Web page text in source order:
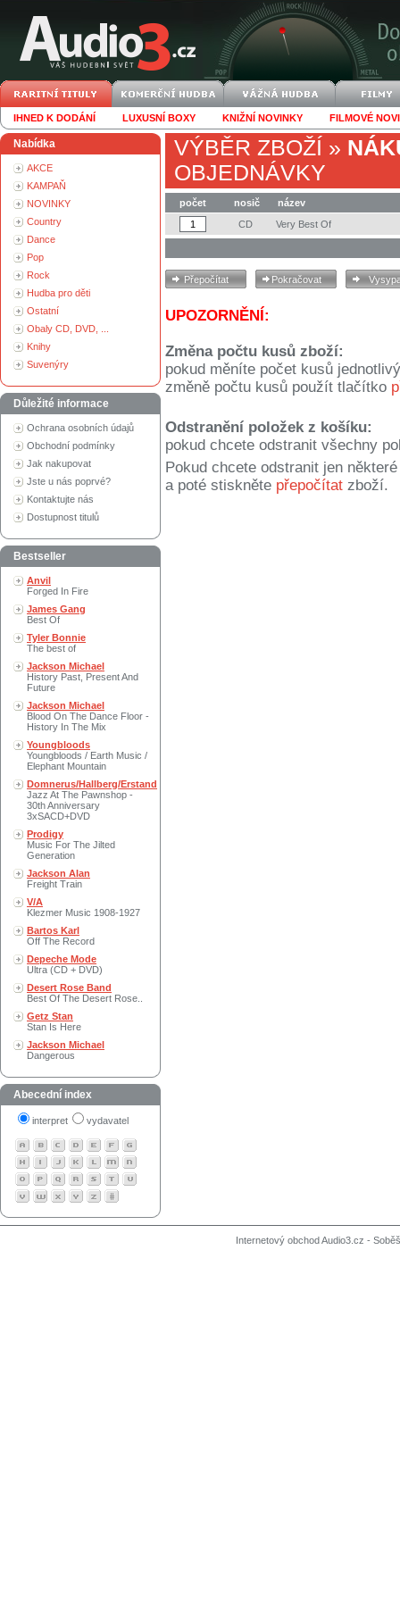
IHNED K DODÁNÍ LUXUSNÍ BOXY KNIŽNÍ NOVINKY FILMOVÉ
Nabídka
AKCE
KAMPAŇ
NOVINKY
Country
Dance
Pop
Rock
Hudba pro děti
Ostatní
Obaly CD, DVD, ...
Knihy
Suvenýry
Důležité informace
Ochrana osobních údajů
Obchodní podmínky
Jak nakupovat
Jste u nás poprvé?
Kontaktujte nás
Dostupnost titulů
Bestseller
Anvil
Forged In Fire
James Gang
Best Of
Tyler Bonnie
The best of
Jackson Michael
History Past, Present And
Future
Jackson Michael
Blood On The Dance Floor -
History In The Mix
Youngbloods
Youngbloods / Earth Music /
Elephant Mountain
Domnerus/Hallberg/Erstand
Jazz At The Pawnshop -
30th Anniversary
3xSACD+DVD
Prodigy
Music For The Jilted
Generation
Jackson Alan
Freight Train
V/A
Klezmer Music 1908-1927
Bartos Karl
Off The Record
Depeche Mode
Ultra (CD + DVD)
Desert Rose Band
Best Of The Desert Rose..
Getz Stan
Stan Is Here
Jackson Michael
Dangerous
Abecední index
interpret vydavatel
VÝBĚR ZBOŽÍ »
OBJEDNÁVKY
počet nosič
název
CD
Very Best Of
UPOZORNĚNÍ:
Změna počtu kusů zboží:
pokud měníte počet kusů
změně počtu kusů použít tlačítko
Odstranění položek z košíku:
pokud chcete odstranit všechny
Pokud chcete odstranit jen
a poté stiskněte přepočítat zboží.
Internetový obchod Audio3.cz -